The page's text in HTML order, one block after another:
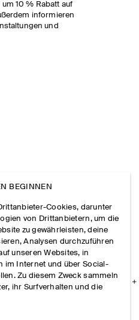
10 % Rabatt auf
informieren
und
BEGINNEN
Cookies, darunter
von Drittanbietern, um die
zu gewährleisten, deine
Analysen durchzuführen
unseren Websites, in
im Internet und über Social-
Zu diesem Zweck sammeln
ihr Surfverhalten und die